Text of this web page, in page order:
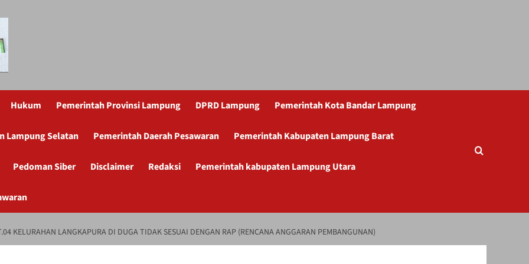
Hukum Pemerintah Provinsi Lampung DPRD Lampung Pemerintah Kota Bandar Lampung
Lampung Selatan Pemerintah Daerah Pesawaran Pemerintah Kabupaten Lampung Barat
Pedoman Siber Disclaimer Redaksi Pemerintah kabupaten Lampung Utara
KELURAHAN LANGKAPURA DI DUGA TIDAK SESUAI DENGAN RAP (RENCANA ANGGARAN PEMBANGUNAN)